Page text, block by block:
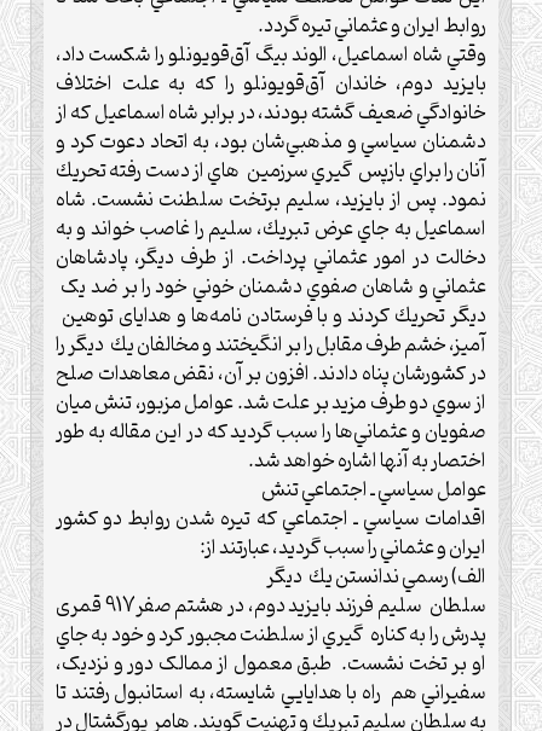
روابط ايران و عثماني تیره گردد.‌
وقتي شاه اسماعيل، الوند بيگ آق‌قويونلو را شكست داد،
بايزيد دوم، خاندان آق‌قويونلو را که به علت اختلاف
خانوادگي ضعيف گشته بودند، در برابر شاه اسماعيل كه از
دشمنان سياسي و مذهبي‌شان بود، به اتحاد دعوت كرد و
آنان را براي بازپس گيري سرزمين هاي از دست رفته تحريك
نمود.‌ پس از بايزيد، سليم برتخت سلطنت نشست. شاه
اسماعيل به جاي عرض تبريك، سليم را غاصب خواند و به
دخالت در امور عثماني پرداخت.‌ از طرف ديگر، پادشاهان
عثماني و شاهان صفوي دشمنان خوني خود را بر ضد یک
ديگر تحريك كردند و با فرستادن نامه‌ها و هدایای توهين
آميز، خشم طرف مقابل را بر انگیختند و مخالفان يك ديگر را
در كشورشان پناه دادند. افزون بر آن، نقض معاهدات صلح
از سوي دو طرف مزيد بر علت شد.‌ عوامل مزبور، تنش ميان
صفويان و عثماني‌ها را سبب گرديد كه در اين مقاله به طور
اختصار به آنها اشاره خواهد شد.
عوامل سياسي ـ اجتماعي تنش
اقدامات سياسي ـ اجتماعي كه تيره شدن روابط دو كشور
ايران و عثماني را سبب گرديد، عبارتند از:
الف) رسمي ندانستن يك ديگر
سلطان سليم فرزند بايزيد دوم، در هشتم صفر917 قمری
پدرش را به کناره گيري از سلطنت مجبور کرد و خود به جاي
او بر تخت نشست. طبق معمول از ممالک دور و نزديک،
سفيراني هم راه با هدايايي شايسته، به استانبول رفتند تا
به سلطان سليم تبريك و تهنيت گويند.‌ هامر پورگشتال در